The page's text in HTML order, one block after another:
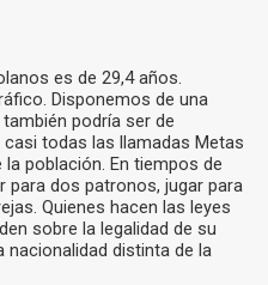
es de 29,4 años.
Disponemos de una
podría ser de
todas las llamadas Metas
población. En tiempos de
para dos patronos, jugar para
Quienes hacen las leyes
sobre la legalidad de su
nacionalidad distinta de la